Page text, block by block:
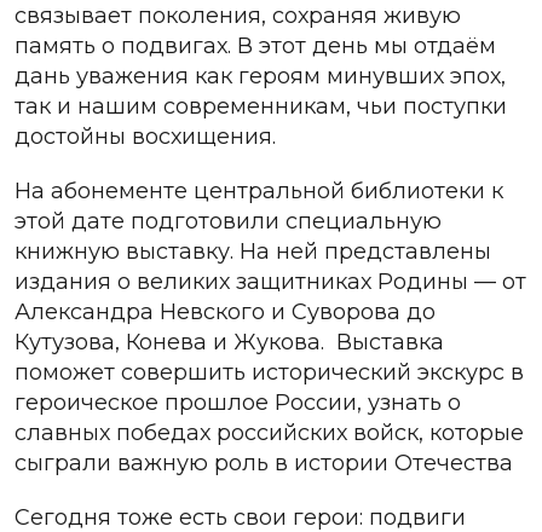
связывает поколения, сохраняя живую
память о подвигах. В этот день мы отдаём
дань уважения как героям минувших эпох,
так и нашим современникам, чьи поступки
достойны восхищения.
На абонементе центральной библиотеки к
этой дате подготовили специальную
книжную выставку. На ней представлены
издания о великих защитниках Родины — от
Александра Невского и Суворова до
Кутузова, Конева и Жукова. Выставка
поможет совершить исторический экскурс в
героическое прошлое России, узнать о
славных победах российских войск, которые
сыграли важную роль в истории Отечества
Сегодня тоже есть свои герои: подвиги